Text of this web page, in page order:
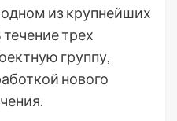
из крупнейших
трех
группу,
нового